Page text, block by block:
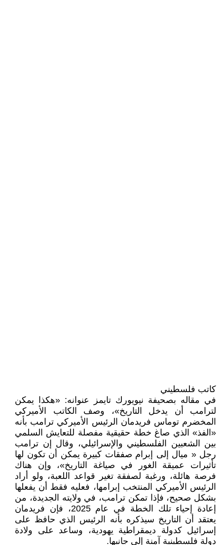
كاتب فلسطيني
في مقاله بصحيفة نيويورك تايمز عنوانه: «هكذا يمكن
لترامب أن يدخل التاريخ»، وصف الكاتب الأميركي
المخضرم توماس فريدمان الرئيس الأميركي ترامب بأنه
«الفذ» الذي صاغ خطة حقيقية مفصلة للتعايش السلمي
بين الشعبين الفلسطيني والإسرائيلي، وقال إن ترامب
رجل « ميال إلى إبرام صفقات كبيرة يمكن أن تكون لها
تأثيرات عميقة الغور في صياغة التاريخ»، وإن هناك
فرصة هائلة، ورغبة لصفقة تغير قواعد اللعبة، ولو أراد
الرئيس الأميركي المنتخب إبرامها، فعليه فقط أن يفعلها
بشكل صحيح، فإذا تمكن ترامب، في ولايته الجديدة، من
إعادة إحياء تلك الخطة في عام 2025، فإن فريدمان
يعتقد أن التاريخ سيذكره بأنه الرئيس الذي حافظ على
إسرائيل كدولة ديمقراطية يهودية، وساعد على ولادة
دولة فلسطينية آمنة إلى جانبها.